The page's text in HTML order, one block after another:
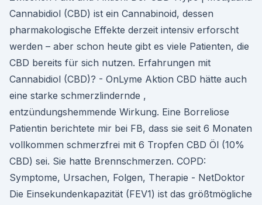
Cannabidiol (CBD) ist ein Cannabinoid, dessen
pharmakologische Effekte derzeit intensiv erforscht
werden – aber schon heute gibt es viele Patienten, die
CBD bereits für sich nutzen. Erfahrungen mit
Cannabidiol (CBD)? - OnLyme Aktion CBD hätte auch
eine starke schmerzlindernde ,
entzündungshemmende Wirkung. Eine Borreliose
Patientin berichtete mir bei FB, dass sie seit 6 Monaten
vollkommen schmerzfrei mit 6 Tropfen CBD Öl (10%
CBD) sei. Sie hatte Brennschmerzen. COPD:
Symptome, Ursachen, Folgen, Therapie - NetDoktor
Die Einsekundenkapazität (FEV1) ist das größtmögliche